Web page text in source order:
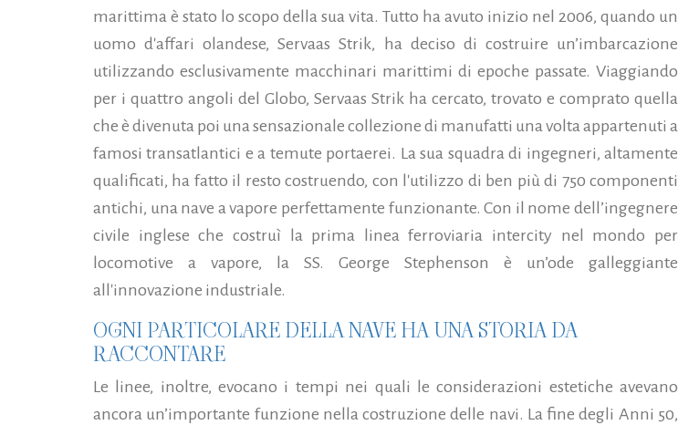
marittima è stato lo scopo della sua vita. Tutto ha avuto inizio nel 2006, quando un
uomo d'affari olandese, Servaas Strik, ha deciso di costruire un’imbarcazione
utilizzando esclusivamente macchinari marittimi di epoche passate. Viaggiando
per i quattro angoli del Globo, Servaas Strik ha cercato, trovato e comprato quella
che è divenuta poi una sensazionale collezione di manufatti una volta appartenuti a
famosi transatlantici e a temute portaerei. La sua squadra di ingegneri, altamente
qualificati, ha fatto il resto costruendo, con l'utilizzo di ben più di 750 componenti
antichi, una nave a vapore perfettamente funzionante. Con il nome dell’ingegnere
civile inglese che costruì la prima linea ferroviaria intercity nel mondo per
locomotive a vapore, la SS. George Stephenson è un’ode galleggiante
all'innovazione industriale.
OGNI PARTICOLARE DELLA NAVE HA UNA STORIA DA
RACCONTARE
Le linee, inoltre, evocano i tempi nei quali le considerazioni estetiche avevano
ancora un’importante funzione nella costruzione delle navi. La fine degli Anni 50,